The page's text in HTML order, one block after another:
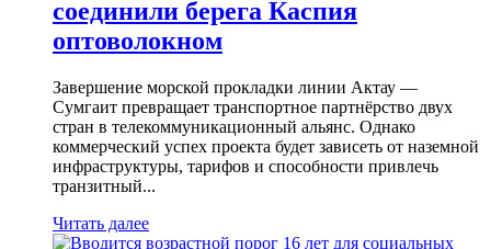
соединили берега Каспия
оптоволокном
Завершение морской прокладки линии Актау —
Сумгаит превращает транспортное партнёрство двух
стран в телекоммуникационный альянс. Однако
коммерческий успех проекта будет зависеть от наземной
инфраструктуры, тарифов и способности привлечь
транзитный...
Читать далее